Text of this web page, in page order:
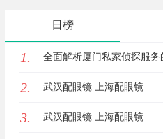
日榜
1. 全面解析厦门私家侦探服
用场景
2. 武汉配眼镜 上海配眼镜
3. 武汉配眼镜 上海配眼镜